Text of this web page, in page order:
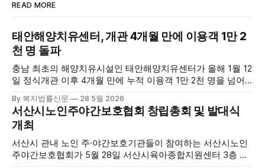
READ MORE
태안해양치유센터, 개관 4개월 만에 이용객 1만 2
천 명 돌파
충남 최초의 해양치유시설인 태안해양치유센터가 올해 1월 12
일 정식개관 이후 4개월 만에 누적 이용객 1만 2천 명을 넘어
양자원을 활용한 맞춤형 프로그램과 차별화된 웰니스 콘텐츠
를 선보이며 관광객과 군민의 발길을 끌고 있다. 센터는 염지
하수, 피트 등 태안의 청정 해양자원을 활용해 몸과 마음의 회
복을 돕는 다양한 프로그램을 운영하고
By 복지법률신문 28 5월 2026
서산시노인주야간보호협회 창립총회 및 발대식
개최
서산시 관내 노인 주·야간보호기관들이 참여하는 서산시노인
주야간보호협회가 5월 28일 서산시육아종합지원센터 3층 공